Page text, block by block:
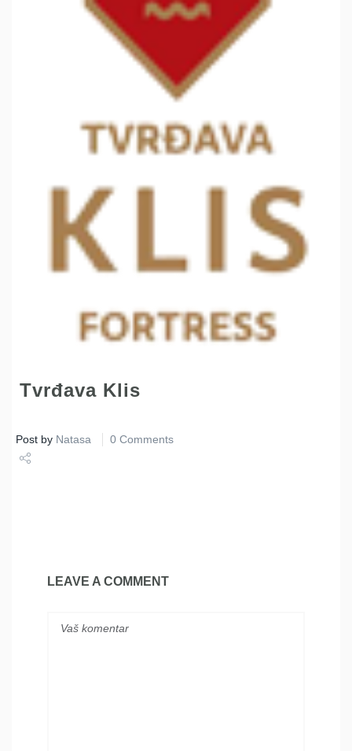
Tvrđava Klis
Post by Natasa 0 Comments
LEAVE A COMMENT